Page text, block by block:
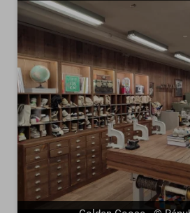
précédent